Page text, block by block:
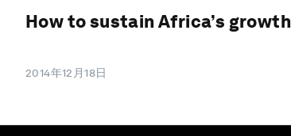
How to sustain Africa’s growth
2014年12月18日